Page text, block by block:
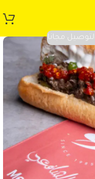
مجانا